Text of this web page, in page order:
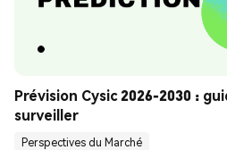
Prévision Cysic 2026-2030 :
surveiller
Perspectives du Marché